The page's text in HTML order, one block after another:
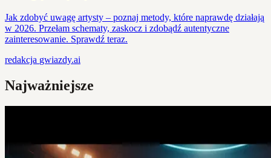
Jak zdobyć uwagę artysty – poznaj metody, które naprawdę działają
w 2026. Przełam schematy, zaskocz i zdobądź autentyczne
zainteresowanie. Sprawdź teraz.
redakcja gwiazdy.ai
Najważniejsze